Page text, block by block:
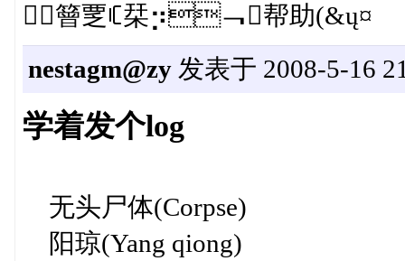
䉕覂ꏸ栞⡲￢￿帮助(&ų¤
nestagm@zy发表于 2008-5-16
学着发个log
无头尸体(Corpse)
阳琼(Yang qiong)